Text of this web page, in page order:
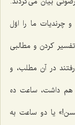
ما را اوّل
کردن و مطالبی
در آن مطلب، و
داشت، ساعت ده
یا دو ساعت به